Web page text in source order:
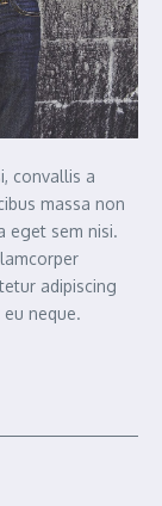
convallis a
massa non
eget sem nisi.
adipiscing
neque.